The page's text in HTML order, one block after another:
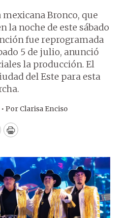
mexicana Bronco, que
la noche de este sábado
fue reprogramada
5 de julio, anunció
la producción. El
del Este para esta
Por Clarisa Enciso
Print